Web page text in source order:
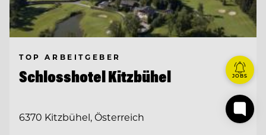
TOP ARBEITGEBER
Schlosshotel Kitzbühel
6370 Kitzbühel, Österreich
JOBS